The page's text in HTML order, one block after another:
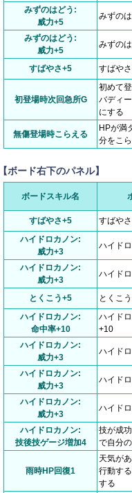
みずのはどう:
威力+5
みずの
みずのはどう:
威力+5
みずの
すばやさ+5 すばや
初登場時次回急所G
初めて
バディ
にする
無傷登場時こらえる
HPが満
分をこ
ボード右下のパネル】
ボードスキル名
すばやさ+5
すばや
ハイドロカノン:
威力+3
ハイド
ハイドロカノン:
威力+3
ハイド
とくこう+5 とくこ
ハイドロカノン:
命中率+10
ハイド
+10
ハイドロカノン:
威力+3
ハイド
ハイドロカノン:
威力+3
ハイド
ハイドロカノン:
威力+3
ハイド
ハイドロカノン:
技後技ゲージ増加4
技が成
で自分
雨時HP回復1
天気が
行動す
する